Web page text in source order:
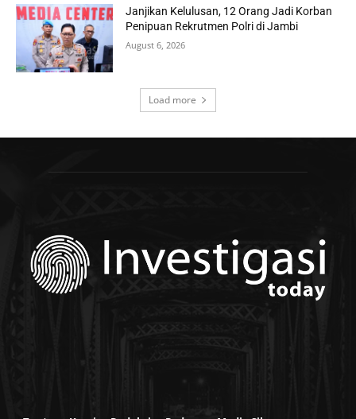
Janjikan Kelulusan, 12 Orang Jadi Korban
Penipuan Rekrutmen Polri di Jambi
August 6, 2026
Load more